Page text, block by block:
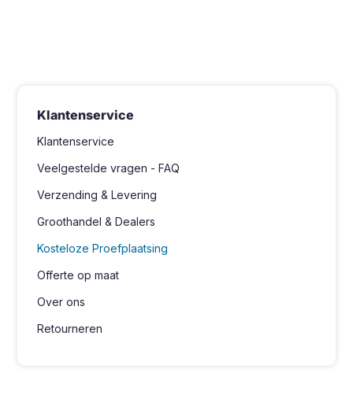
Klantenservice
Klantenservice
Veelgestelde vragen - FAQ
Verzending & Levering
Groothandel & Dealers
Kosteloze Proefplaatsing
Offerte op maat
Over ons
Retourneren